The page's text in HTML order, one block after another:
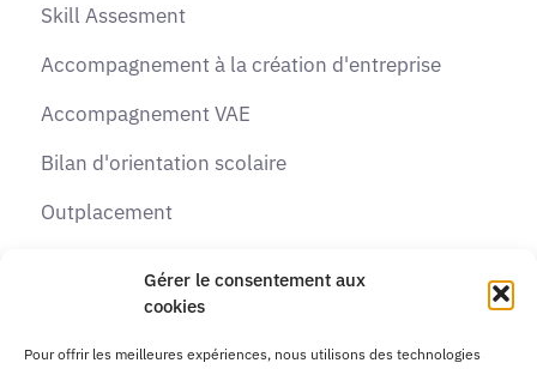
Gérer le consentement aux
cookies
Pour offrir les meilleures expériences, nous utilisons des technologies
Skill Assesment
Accompagnement à la création d'entreprise
Accompagnement VAE
Bilan d'orientation scolaire
Outplacement
Formations